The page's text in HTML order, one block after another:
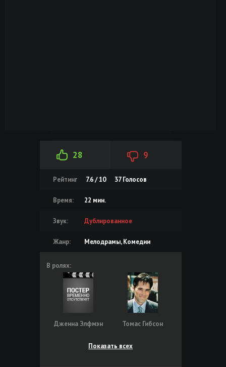
28 9
Рейтинг 7.6 / 10 37Голосов
Время: 22 мин.
Звук: Дублированное
Жанр: Мелодрамы, Комедии
В ролях:
Дженна Элфмэн Томас Гибсон
Показать всех